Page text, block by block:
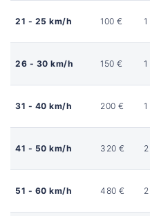
21 - 25 km/h 100 € 1
26 - 30 km/h 150 € 1
31 - 40 km/h 200 € 1
41 - 50 km/h 320 € 2
51 - 60 km/h 480 € 2